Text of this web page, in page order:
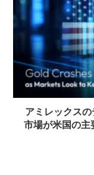
アミレックス
市場が米国の